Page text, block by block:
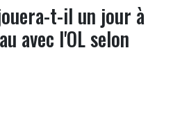
t-il un jour à
avec l'OL selon